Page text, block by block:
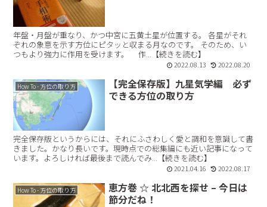
年盤・月盤が重なり、かつ中宮に五黄土星が位置する。 各星がそれ
ぞれの象意を示す方位にピタッと収まる月なのです。 そのため、い
つもより強力に作用を受けます。 作...【続きを読む】
2022.08.13 2022.08.20
How To - 方位の取り方
【完全保存版】九星気学編 必ず
できる方位の取り方
完全保存版というからには、それにふさわしく愛と調和を意識して書
きました。かなり長いです。現時点での総集編にも近い記事になって
います。よろしければ最後まで読んでみ...【続きを読む】
2021.04.16 2022.08.17
How To - 方位の取り方
恵方巻 ☆ 北北西を探せ – 今日は
節分だね！